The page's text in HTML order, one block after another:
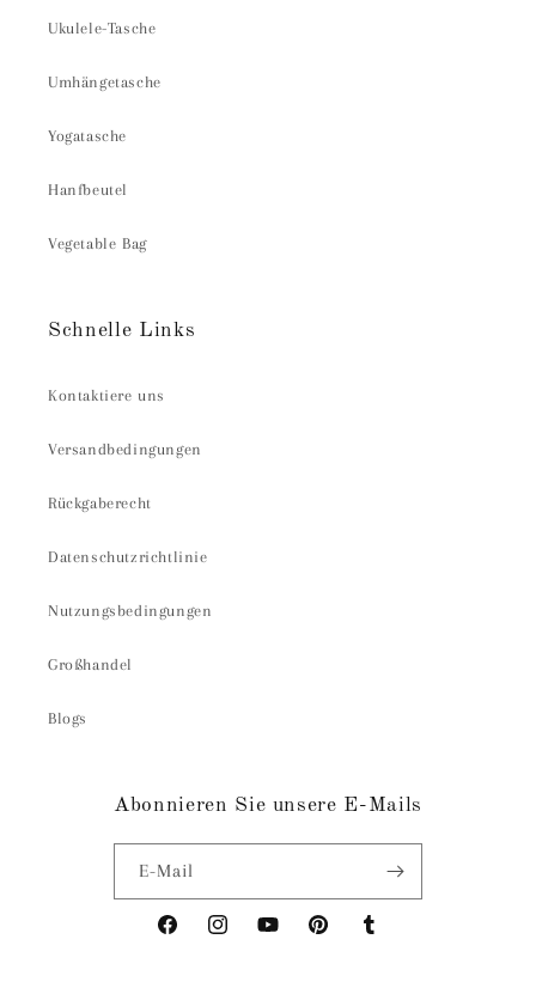
Ukulele-Tasche
Umhängetasche
Yogatasche
Hanfbeutel
Vegetable Bag
Schnelle Links
Kontaktiere uns
Versandbedingungen
Rückgaberecht
Datenschutzrichtlinie
Nutzungsbedingungen
Großhandel
Blogs
Abonnieren Sie unsere E-Mails
E-Mail
FacebookInstagramYouTubePinterestTumblr